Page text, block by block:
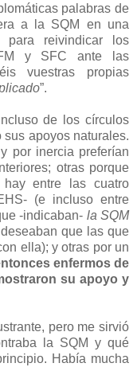
palabras de
a la SQM en una
para reivindicar los
y SFC ante las
vuestras propias
”.
de los círculos
apoyos naturales.
por inercia preferían
otras porque
entre las cuatro
(e incluso entre
-indicaban- la SQM
que las que
ella); y otras por un
enfermos de
su apoyo y
pero me sirvió
la SQM y qué
Había mucha